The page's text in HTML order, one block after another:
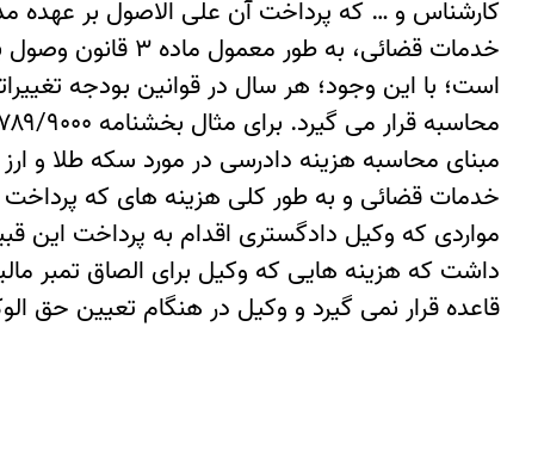
است؛ با این وجود؛ هر سال در قوانین بودجه
مبنای محاسبه هزینه دادرسی در مورد سکه طلا و
خدمات قضائی و به طور کلی هزینه های که پرداخت
مواردی که وکیل دادگستری اقدام به پرداخت این
داشت که هزینه هایی که وکیل برای الصاق تمبر
قاعده قرار نمی گیرد و وکیل در هنگام تعیین حق